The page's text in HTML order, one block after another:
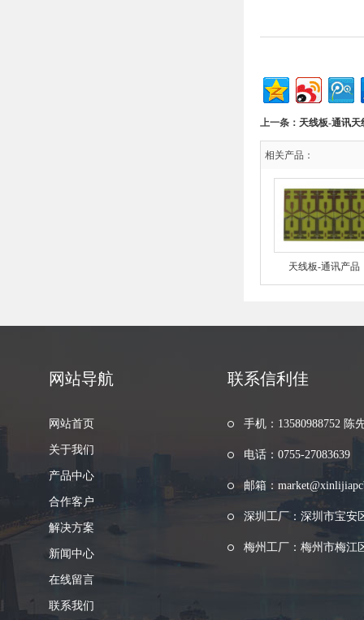
上一条： 天线板-通讯
相关产品：
天线板-通讯产品
网站导航
网站首页
关于我们
产品中心
合作客户
解决方案
新闻中心
在线留言
联系我们
联系信利佳
手机：13580988752 陈
电话：0755-27083639
邮箱：
深圳工厂：深圳市宝安
梅州工厂：梅州市梅江